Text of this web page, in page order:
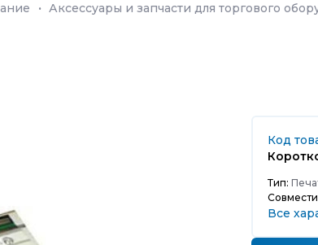
· Аксессуары и запчасти для торгового
Код
Тип:
Все